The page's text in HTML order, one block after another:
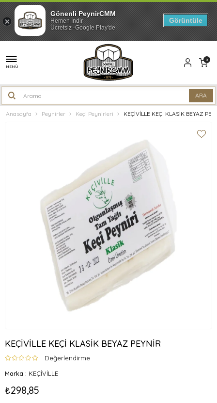
MENÜ
0
Anasayfa Peynirler Keçi Peynirleri KEÇİVİLLE KEÇİ KLASİK BEYAZ
KEÇİVİLLE KEÇİ KLASİK BEYAZ PEYNİR
Değerlendirme
Marka : KEÇİVİLLE
₺298,85
Gönenli PeynirCMM
Hemen İndir
Ücretsiz -Google Play'de
Görüntüle